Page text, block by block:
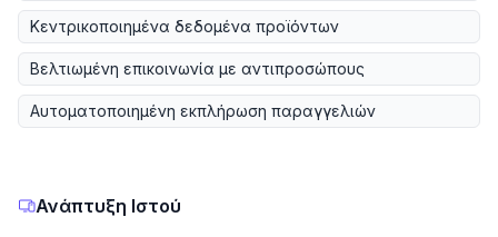
Κεντρικοποιημένα δεδομένα προϊόντων
Βελτιωμένη επικοινωνία με αντιπροσώπους
Αυτοματοποιημένη εκπλήρωση παραγγελιών
Ανάπτυξη Ιστού